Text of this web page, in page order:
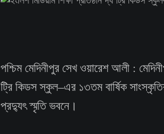
পশ্চিম মেদিনীপুর সেখ ওয়ারেশ আলী :
ট্রি কিডস স্কুল–এর ১৩তম বার্ষিক
প্রদ্যুৎ স্মৃতি ভবনে।